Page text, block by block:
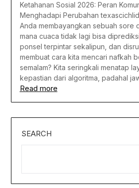
Ketahanan Sosial 2026: Peran
Menghadapi Perubahan
Anda membayangkan sebuah sore
mana cuaca tidak lagi bisa
ponsel terpintar sekalipun, dan
membuat cara kita mencari nafkah
semalam? Kita seringkali menatap
kepastian dari algoritma, padahal
Read more
SEARCH